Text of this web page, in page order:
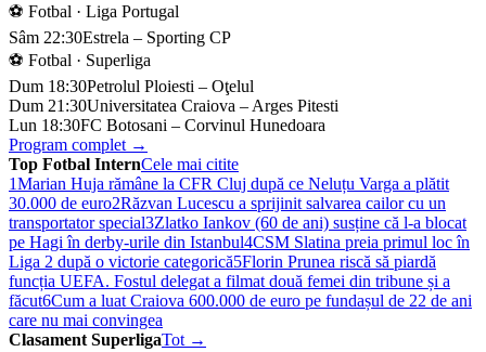
⚽ Fotbal · Liga Portugal
Sâm 22:30Estrela – Sporting CP
⚽ Fotbal · Superliga
Dum 18:30Petrolul Ploiesti – Oţelul
Dum 21:30Universitatea Craiova – Arges Pitesti
Lun 18:30FC Botosani – Corvinul Hunedoara
Program complet →
Top Fotbal InternCele mai citite
1Marian Huja rămâne la CFR Cluj după ce Neluțu Varga a plătit
30.000 de euro2Răzvan Lucescu a sprijinit salvarea cailor cu un
transportator special3Zlatko Iankov (60 de ani) susține că l-a blocat
pe Hagi în derby-urile din Istanbul4CSM Slatina preia primul loc în
Liga 2 după o victorie categorică5Florin Prunea riscă să piardă
funcția UEFA. Fostul delegat a filmat două femei din tribune și a
făcut6Cum a luat Craiova 600.000 de euro pe fundașul de 22 de ani
care nu mai convingea
Clasament SuperligaTot →